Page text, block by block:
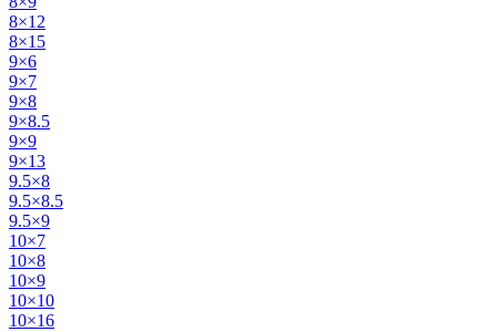
8×12
8×15
9×6
9×7
9×8
9×8.5
9×9
9×13
9.5×8
9.5×8.5
9.5×9
10×7
10×8
10×9
10×10
10×16